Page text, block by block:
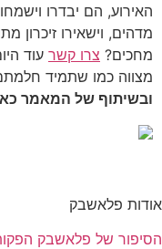
האירוע, הם יבדרו
מדהים, וישאירו זיכרון
מחכים? צרו קשר עוד
מצווה כמו שתמיד
ובשיתוף של המאמר
אודות פלאשבק
הסיפור של פלאשבק